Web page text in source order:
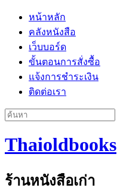
หน้าหลัก
คลังหนังสือ
เว็บบอร์ด
ขั้นตอนการสั่งซื้อ
แจ้งการชำระเงิน
ติดต่อเรา
Thaioldbooks
ร้านหนังสือเก่า